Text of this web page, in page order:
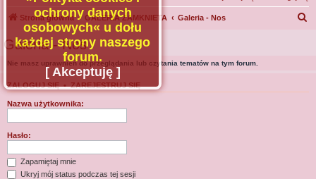
Facebook
Regulamin
Zapytaj administratora
Kontakt
Strona główna GALERIA ZAMKNIETA Galeria - Nos
Galeria - Nos
Nie masz uprawnień do przeglądania lub czytania tematów na tym forum.
ZALOGUJ SIĘ•ZAREJESTRUJ SIĘ
Nazwa użytkownika:
Hasło:
Zapamiętaj mnie
Ukryj mój status podczas tej sesji
ochrony danych
osobowych« u dołu
każdej strony naszego
forum.
[ Akceptuję ]